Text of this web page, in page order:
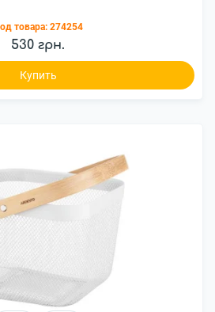
товара: 274254
530 грн.
Купить